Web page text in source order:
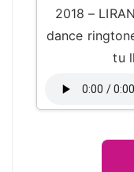
2018 –
dance
tu